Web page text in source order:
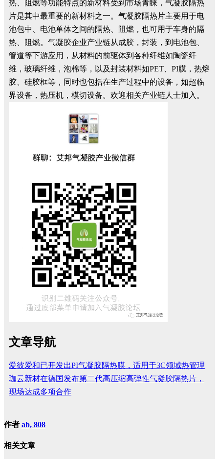
热、阻燃等功能特点的新材料受到市场青睐，气凝胶隔热
片是其中最重要的新材料之一。气凝胶隔热片主要用于电
池包中、电池单体之间的隔热、阻燃，也可用于车身的隔
热、阻燃。气凝胶企业产业链从成胶，封装，到电池包、
管道等下游应用，从材料的前驱体到各种纤维如陶瓷纤
维，玻璃纤维，泡棉等，以及封装材料如PET、PI膜，热熔
胶、硅胶框等，同时也包括在生产过程中的设备，如超临
界设备，热压机，模切设备。欢迎相关产业链人士加入。
文章导航
爱彼爱和已开发出PI气凝胶隔热膜，适用于3C领域热管理
珈云新材在德国发布第二代高压缩高弹性气凝胶隔热片，
现场达成多项合作
作者 ab, 808
相关文章